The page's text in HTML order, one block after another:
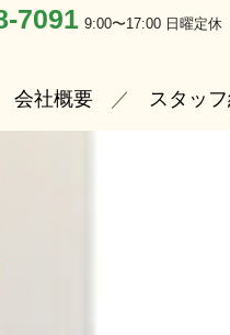
7091 9:00〜17:00 日曜定休
会社概要 スタッ